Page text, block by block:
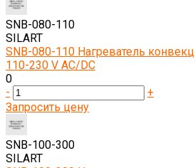
SNB-080-110
SILART
SNB-080-110 Нагреватель
110-230 V AC/DC
0
-
+
Запросить цену
SNB-100-300
SILART